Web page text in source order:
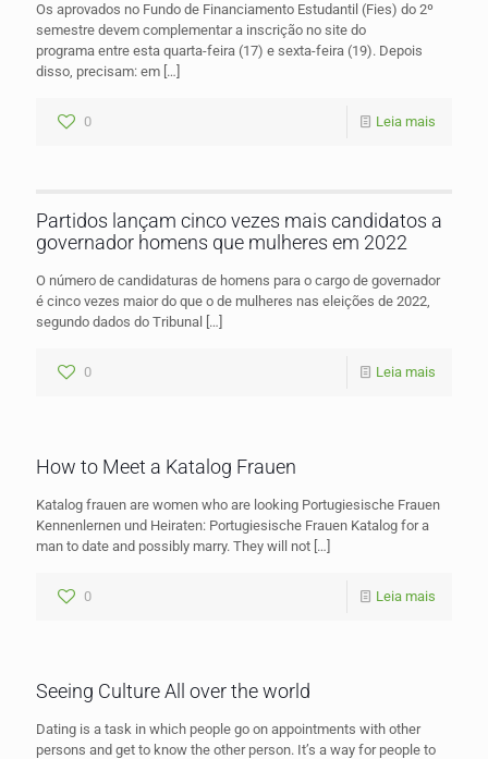
Os aprovados no Fundo de Financiamento Estudantil (Fies) do 2º
semestre devem complementar a inscrição no site do
programa entre esta quarta-feira (17) e sexta-feira (19). Depois
disso, precisam: em […]
0 Leia mais
Partidos lançam cinco vezes mais candidatos a
governador homens que mulheres em 2022
O número de candidaturas de homens para o cargo de governador
é cinco vezes maior do que o de mulheres nas eleições de 2022,
segundo dados do Tribunal
[…]
0 Leia mais
How to Meet a Katalog Frauen
Katalog frauen are women who are looking Portugiesische Frauen
Kennenlernen und Heiraten: Portugiesische Frauen Katalog for a
man to date and possibly marry. They will not […]
0 Leia mais
Seeing Culture All over the world
Dating is a task in which people go on appointments with other
persons and get to know the other person. It’s a way for people to